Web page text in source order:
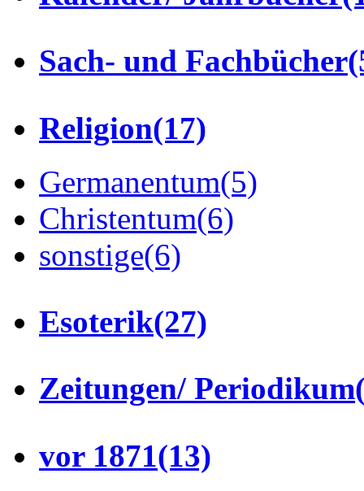
Sach- und Fachbücher
Religion(17)
Germanentum(5)
Christentum(6)
sonstige(6)
Esoterik(27)
Zeitungen/ Periodikum
vor 1871(13)